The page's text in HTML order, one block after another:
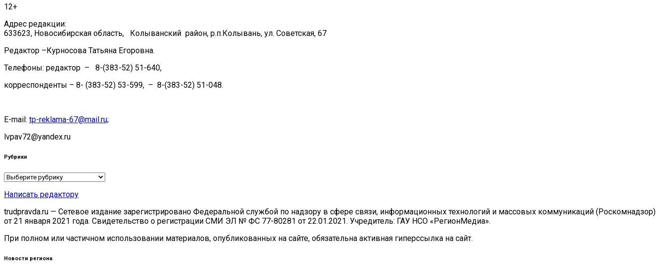
12+
Адрес редакции:
633623, Новосибирская область, Колыванский район, р.п.Колывань, ул. Советская, 67
Редактор –Курносова Татьяна Егоровна.
Телефоны: редактор – 8-(383-52) 51-640,
корреспонденты – 8- (383-52) 53-599, – 8-(383-52) 51-048.
E-mail: tp-reklama-67@mail.ru;
lvpav72@yandex.ru
Рубрики
Рубрики
Написать редактору
trudpravda.ru — Сетевое издание зарегистрировано Федеральной службой по надзору в сфере связи, информационных технологий и массовых коммуникаций (Роскомнадзор)
от 21 января 2021 года. Свидетельство о регистрации СМИ ЭЛ № ФС 77-80281 от 22.01.2021. Учредитель: ГАУ НСО «РегионМедиа».
При полном или частичном использовании материалов, опубликованных на сайте, обязательна активная гиперссылка на сайт.
Новости региона